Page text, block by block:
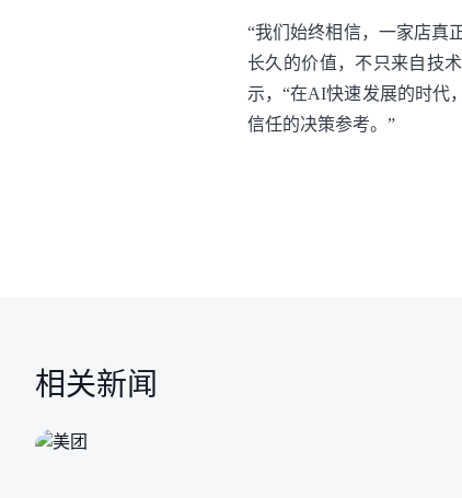
“我们始终相信，一家店真
长久的价值，不只来自技
示，“在AI快速发展的时代
信任的决策参考。”
相关新闻